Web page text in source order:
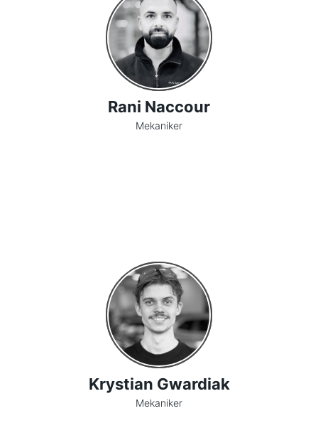
Rani Naccour
Mekaniker
Krystian Gwardiak
Mekaniker